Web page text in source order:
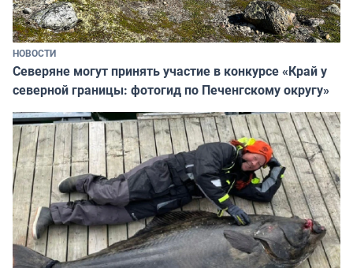
НОВОСТИ
Северяне могут принять участие в конкурсе «Край у
северной границы: фотогид по Печенгскому округу»